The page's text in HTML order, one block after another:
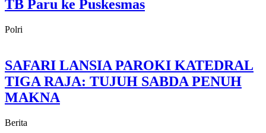
TB Paru ke Puskesmas
Polri
SAFARI LANSIA PAROKI KATEDRAL
TIGA RAJA: TUJUH SABDA PENUH
MAKNA
Berita